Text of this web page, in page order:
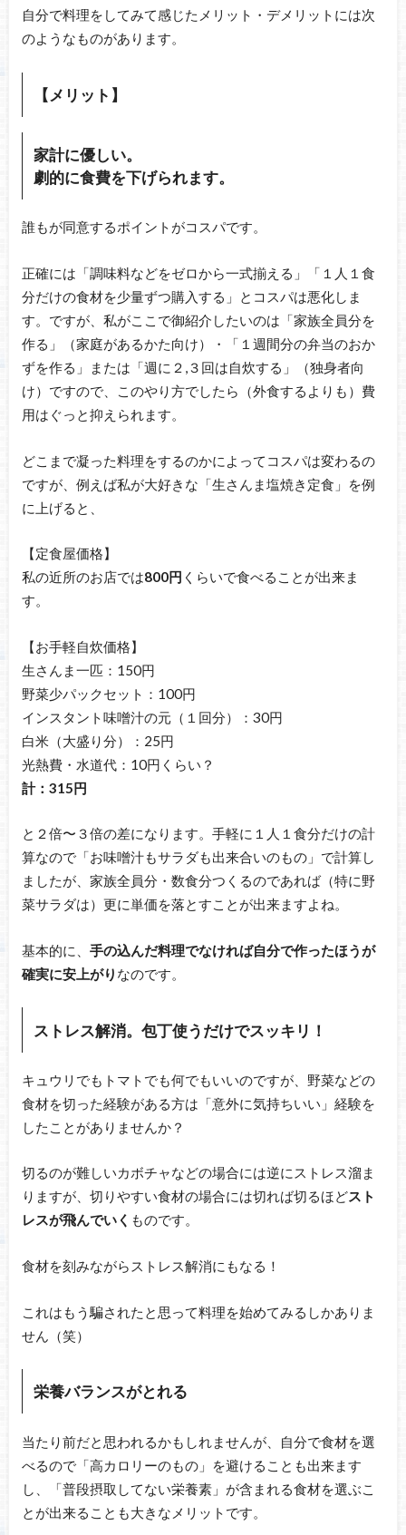
自分で料理をしてみて感じたメリット・デメリットには次
のようなものがあります。
【メリット】
家計に優しい。
劇的に食費を下げられます。
誰もが同意するポイントがコスパです。
正確には「調味料などをゼロから一式揃える」「１人１食
分だけの食材を少量ずつ購入する」とコスパは悪化しま
す。ですが、私がここで御紹介したいのは「家族全員分を
作る」（家庭があるかた向け）・「１週間分の弁当のおか
ずを作る」または「週に２,３回は自炊する」（独身者向
け）ですので、このやり方でしたら（外食するよりも）費
用はぐっと抑えられます。
どこまで凝った料理をするのかによってコスパは変わるの
ですが、例えば私が大好きな「生さんま塩焼き定食」を例
に上げると、
【定食屋価格】
私の近所のお店では800円 くらいで食べることが出来ま
す。
【お手軽自炊価格】
生さんま一匹：150円
野菜少パックセット：100円
インスタント味噌汁の元（１回分）：30円
白米（大盛り分）：25円
光熱費・水道代：10円くらい？
計：315円
と２倍〜３倍の差になります。手軽に１人１食分だけの計
算なので「お味噌汁もサラダも出来合いのもの」で計算し
ましたが、家族全員分・数食分つくるのであれば（特に野
菜サラダは）更に単価を落とすことが出来ますよね。
基本的に、 手の込んだ料理でなければ自分で作ったほうが
確実に安上がり なのです。
ストレス解消。包丁使うだけでスッキリ！
キュウリでもトマトでも何でもいいのですが、野菜などの
食材を切った経験がある方は「意外に気持ちいい」経験を
したことがありませんか？
切るのが難しいカボチャなどの場合には逆にストレス溜ま
りますが、切りやすい食材の場合には切れば切るほどスト
レスが飛んでいく ものです。
食材を刻みながらストレス解消にもなる！
これはもう騙されたと思って料理を始めてみるしかありま
せん（笑）
栄養バランスがとれる
当たり前だと思われるかもしれませんが、自分で食材を選
べるので「高カロリーのもの」を避けることも出来ます
し、「普段摂取してない栄養素」が含まれる食材を選ぶこ
とが出来ることも大きなメリットです。